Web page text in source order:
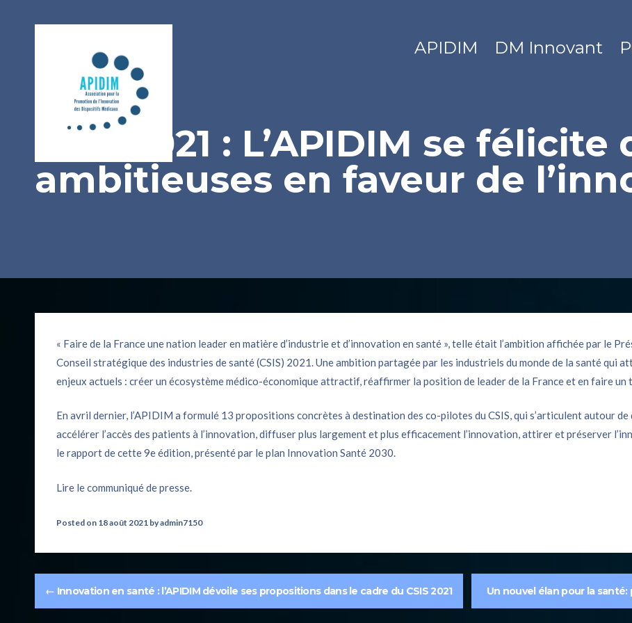
APIDIM DM Innovant
CSIS 2021 : L’APIDIM se
ambitieuses en faveur de
« Faire de la France une nation leader en matière d’industrie et d’innovation en santé », telle était l’ambition affichée par le
Conseil stratégique des industries de santé (CSIS) 2021. Une ambition partagée par les industriels du monde de la santé qui
enjeux actuels : créer un écosystème médico-économique attractif, réaffirmer la position de leader de la France et en faire
En avril dernier, l’APIDIM a formulé 13 propositions concrètes à destination des co-pilotes du CSIS, qui s’articulent autour
accélérer l’accès des patients à l’innovation, diffuser plus largement et plus efficacement l’innovation, attirer et préserver
le rapport de cette 9e édition, présenté par le plan Innovation Santé 2030.
Lire le communiqué de presse.
Posted on 18 août 2021 byadmin7150
← Innovation en santé : l’APIDIM dévoile ses propositions dans le cadre du CSIS 2021 Un nouvel élan pour la santé: